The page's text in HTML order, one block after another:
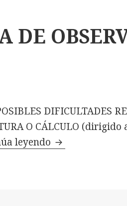
DE
DIFICULTADES
O CÁLCULO (dirigido
leyendo 3.1 LISTA DE